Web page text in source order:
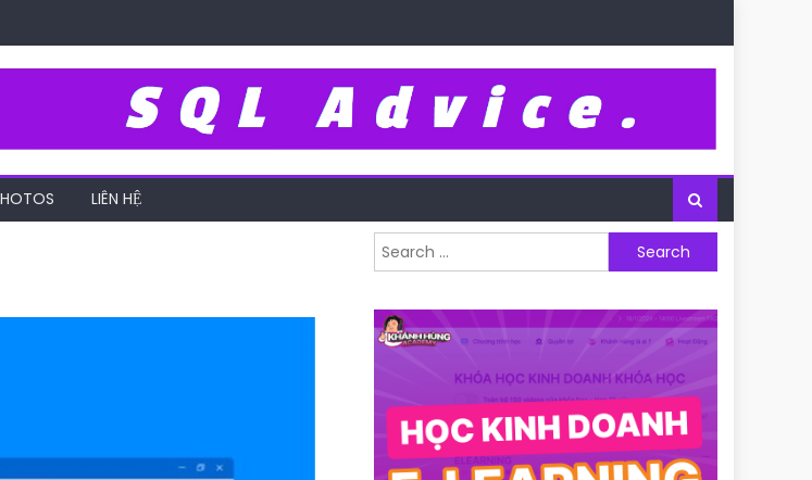
LIÊN HỆ
Search for: